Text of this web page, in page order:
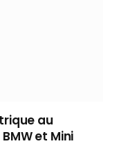
au
et Mini